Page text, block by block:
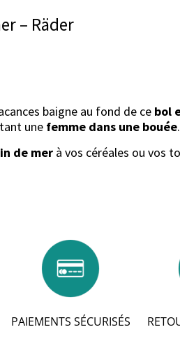
– Räder
baigne au fond de ce bol
une femme dans une bouée.
de mer à vos céréales ou vos
PAIEMENTS SÉCURISÉS